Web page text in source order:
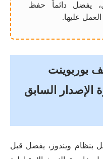
يفضل دائماً حفظ
عليها.
ملف بوربوينت
السابق
بنظام ويندوز، يفضل قبل